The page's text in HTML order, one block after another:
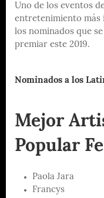
Uno de los eventos
entretenimiento más
los nominados que
premiar este 2019.
Nominados a los
Mejor
Popular
Paola Jara
Francys